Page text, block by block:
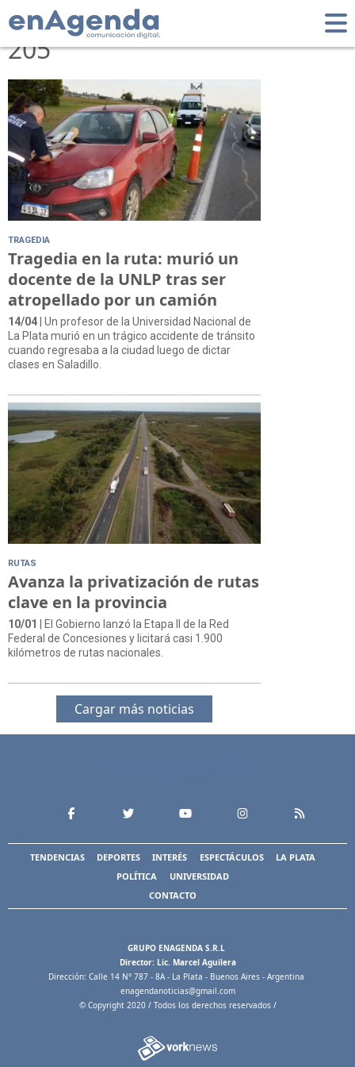
Tag: Ruta Nacional
205
TRAGEDIA
Tragedia en la ruta: murió un
docente de la UNLP tras ser
atropellado por un camión
14/04 | Un profesor de la Universidad Nacional de
La Plata murió en un trágico accidente de tránsito
cuando regresaba a la ciudad luego de dictar
clases en Saladillo.
RUTAS
Avanza la privatización de rutas
clave en la provincia
10/01
| El Gobierno lanzó la Etapa II de la Red
Federal de Concesiones y licitará casi 1.900
kilómetros de rutas nacionales.
Cargar más noticias
TENDENCIAS DEPORTES INTERÉS ESPECTÁCULOS
LA PLATA
POLÍTICA
UNIVERSIDAD
CONTACTO
GRUPO ENAGENDA S.R.L
Director: Lic. Marcel Aguilera
Dirección: Calle 14 N° 787 - 8A - La Plata - Buenos Aires - Argentina
enagendanoticias@gmail.com
© Copyright 2020 / Todos los derechos reservados /